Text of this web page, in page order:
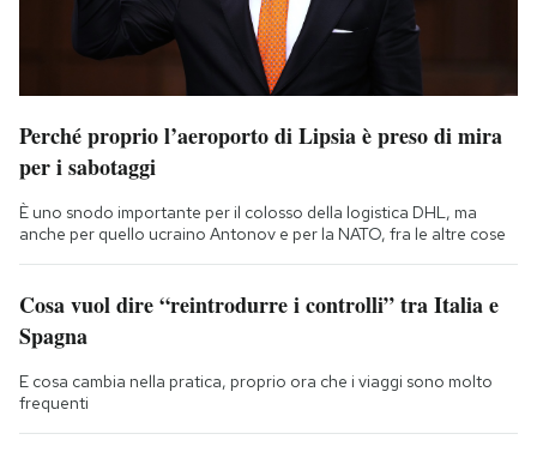
Perché proprio l’aeroporto di Lipsia è preso di mira
per i sabotaggi
È uno snodo importante per il colosso della logistica DHL, ma
anche per quello ucraino Antonov e per la NATO, fra le altre cose
Cosa vuol dire “reintrodurre i controlli” tra Italia e
Spagna
E cosa cambia nella pratica, proprio ora che i viaggi sono molto
frequenti